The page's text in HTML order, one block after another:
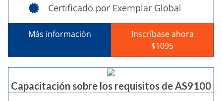
Certificado por Exemplar Global
Más información
Inscríbase ahora
$1095
Capacitación sobre los requisitos de AS9100